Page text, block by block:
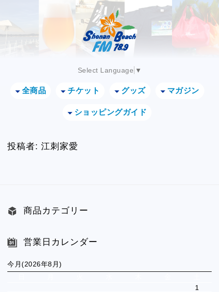
Select Language ▼
全商品 チケット グッズ マガジン
ショッピングガイド
投稿者: 江刺家愛
商品カテゴリー
営業日カレンダー
今月(2026年8月)
1